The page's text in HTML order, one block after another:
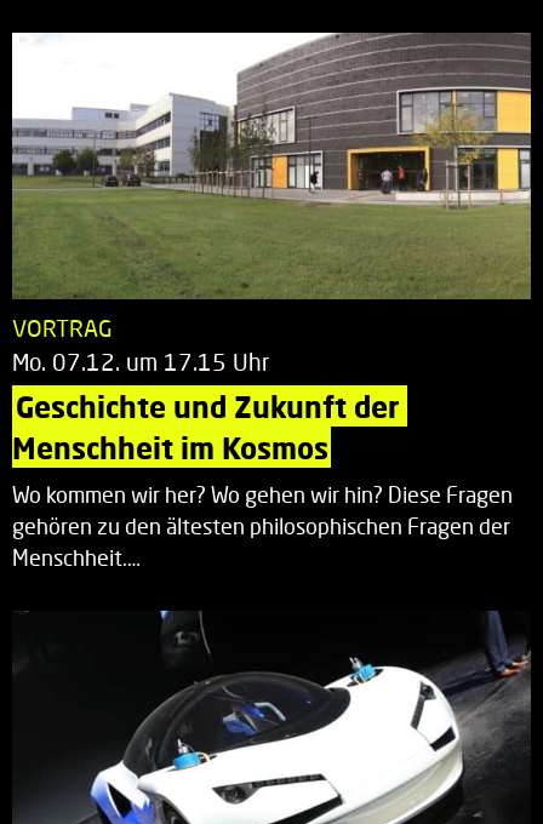
VORTRAG
Mo. 07.12. um 17.15 Uhr
Geschichte und Zukunft der
Menschheit im Kosmos
Wo kommen wir her? Wo gehen wir hin? Diese Fragen
gehören zu den ältesten philosophischen Fragen der
Menschheit.…